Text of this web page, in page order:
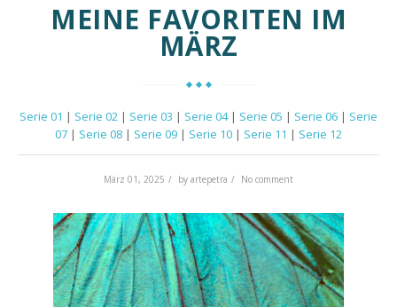
MEINE FAVORITEN IM
MÄRZ
Serie 01 | Serie 02 | Serie 03 | Serie 04| Serie 05 | Serie 06 | Serie
07 | Serie 08 | Serie 09 | Serie 10 | Serie 11 | Serie 12
März 01, 2025 by artepetra No comment